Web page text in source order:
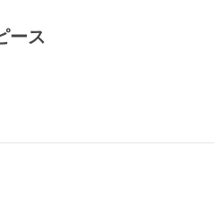
ース